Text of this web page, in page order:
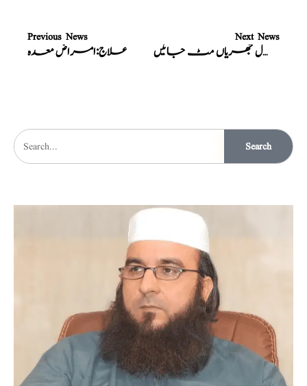
Previous News
علاج:امراض معدہ
Next News
سنا مکی کا کمال جھریاں مٹ جائیں
Search